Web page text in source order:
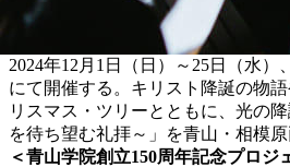
2024年12月1日（日）～25日（水
にて開催する。キリスト降誕の物
リスマス・ツリーとともに、光の
を待ち望む礼拝～」を青山・相模
＜青山学院創立150周年記念プロジ